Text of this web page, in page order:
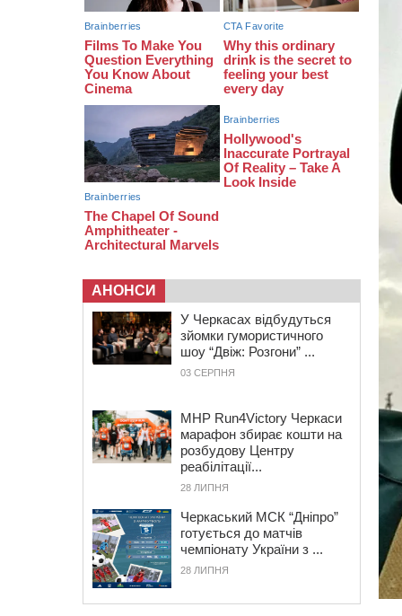
19:24 У Черкасах водійка протаранила
Duster, коли здавала назад
18:50 На Черкащині з початку року
зросла кількість постраждалих від
укусів тварин
АНОНСИ
У Черкасах відбудуться
зйомки гумористичного
шоу “Двіж: Розгони” ...
03 СЕРПНЯ
MHP Run4Victory Черкаси
марафон збирає кошти на
розбудову Центру
реабілітації...
28 ЛИПНЯ
Черкаський МСК “Дніпро”
готується до матчів
чемпіонату України з ...
28 ЛИПНЯ